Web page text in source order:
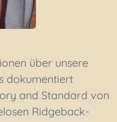
über unsere
dokumentiert
and Standard von
Ridgeback-